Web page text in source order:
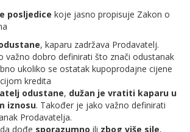
posljedice koje jasno propisuje Zakon o
, kaparu zadržava Prodavatelj.
važno dobro definirati što znači odustanak
ukoliko se ostatak kupoprodajne cijene
kredita
odustane, dužan je vratiti kaparu u
iznosu. Također je jako važno definirati
Prodavatelja.
dođe sporazumno ili zbog više sile,